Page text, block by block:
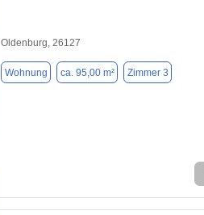
Oldenburg, 26127
Wohnung ca. 95,00 m² Zimmer 3